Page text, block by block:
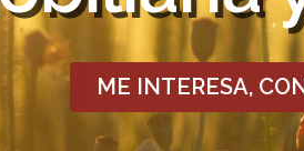
ME INTERESA,